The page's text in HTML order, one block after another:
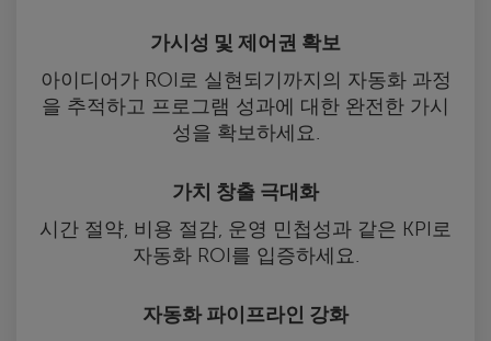
가시성 및 제어권 확보
아이디어가 ROI로 실현되기까지의 자동화 과정
을 추적하고 프로그램 성과에 대한 완전한 가시
성을 확보하세요.
가치 창출 극대화
시간 절약, 비용 절감, 운영 민첩성과 같은 KPI로
자동화 ROI를 입증하세요.
자동화 파이프라인 강화